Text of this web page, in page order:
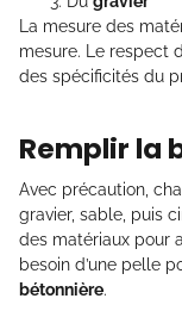
La mesure des
mesure. Le respect
des spécificités du
Remplir la
Avec précaution,
gravier, sable, puis
des matériaux pour
besoin d’une pelle
bétonnière.